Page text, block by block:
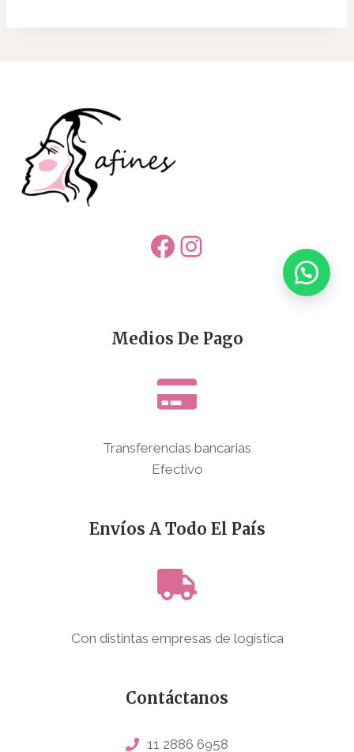
Facebook
Instagram
Medios De Pago
Transferencias bancarias
Efectivo
Envíos A Todo El País
Con distintas empresas de logística
Contáctanos
11 2886 6958